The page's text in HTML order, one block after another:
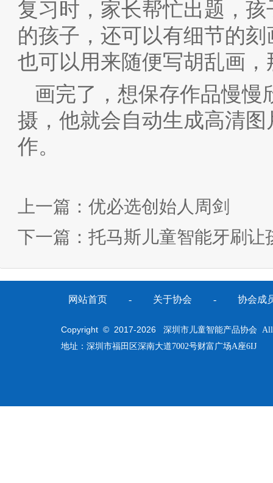
复习时，家长帮忙出题，
的孩子，还可以有细节的
也可以用来随便写胡乱画
画完了，想保存作品慢慢
摄，他就会自动生成高清
作。
上一篇： 优必选创始人周剑
下一篇： 托马斯儿童智能牙刷让
网站首页 - 关于协会 - 协会成
Copyright © 2017-2026
深圳市儿童智能产品协会 All
地址：深圳市福田区深南大道7002号财富广场A座6IJ